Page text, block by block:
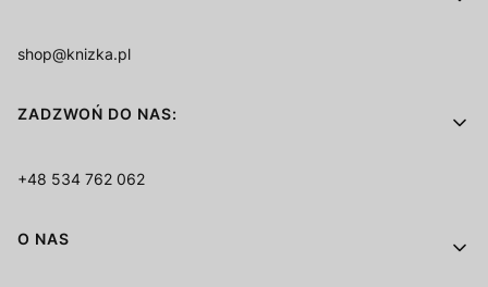
shop@knizka.pl
ZADZWOŃ DO NAS:
+48 534 762 062
O NAS